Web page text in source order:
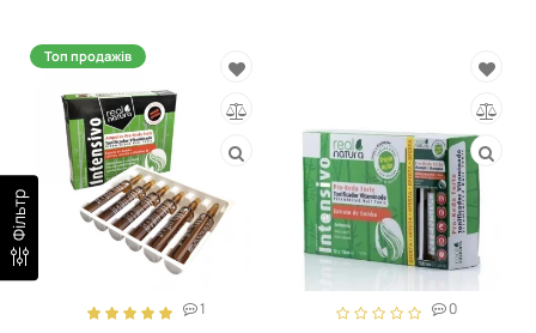
Фільтр
1
Топ продажів
0